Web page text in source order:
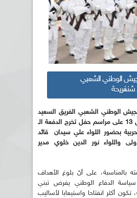
الوطني الشعبي
شنڨريحة
الوطني الشعبي الفريق السعيد
شنڨريحة هذا الخميس 13 على مراسم حفل تخرج الدفعة الـ
الحربية بحضور اللواء علي سيدان قائد
واللواء نور الدين خلوي مدير
بالمناسبة، على أنّ بلوغ الأهداف
الدفاع الوطني يفرض تبني
تكون أكثر انفتاحا واستيعابا لأساليب